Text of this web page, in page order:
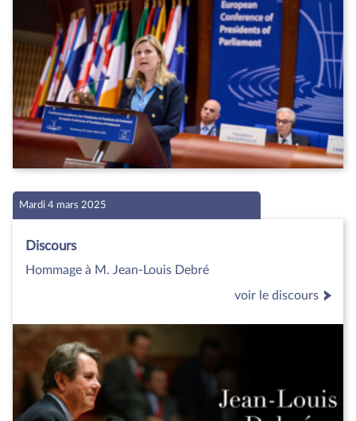
Mardi 4 mars 2025
Discours
Hommage à M. Jean-Louis Debré
voir le discours